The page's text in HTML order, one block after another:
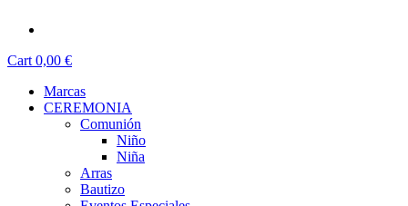
Cart 0,00 €
Marcas
CEREMONIA
Comunión
Niño
Niña
Arras
Bautizo